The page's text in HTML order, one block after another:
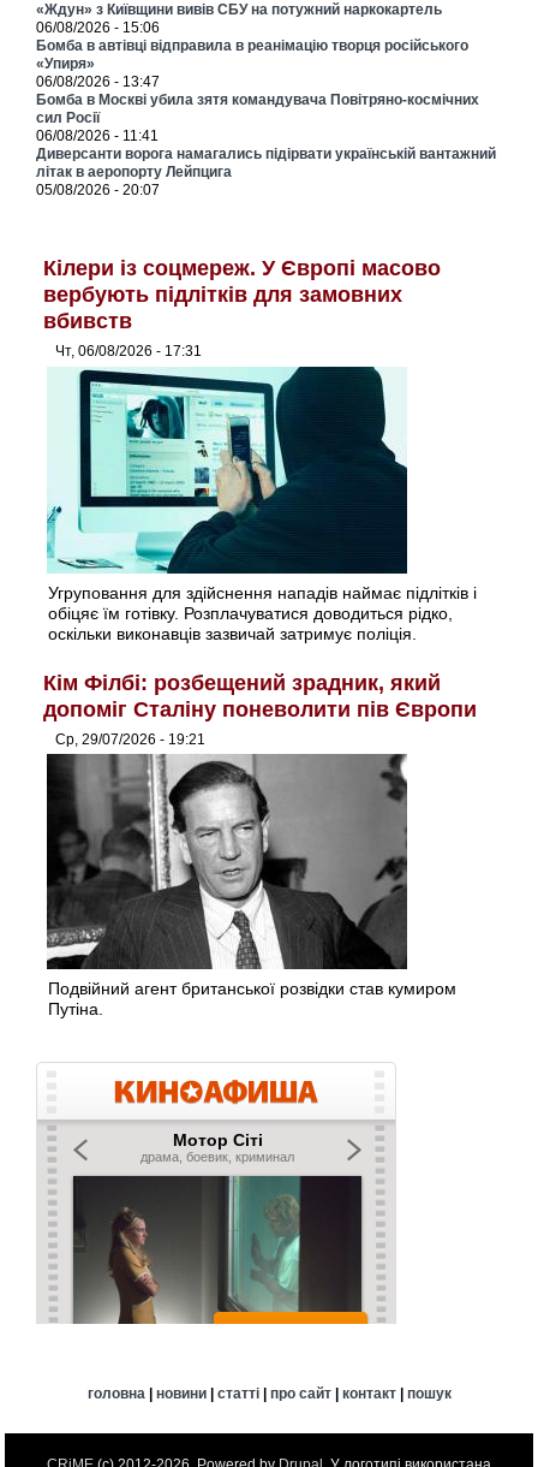
«Ждун» з Київщини вивів СБУ на потужний наркокартель
06/08/2026 - 15:06
Бомба в автівці відправила в реанімацію творця російського
«Упиря»
06/08/2026 - 13:47
Бомба в Москві убила зятя командувача Повітряно-космічних
сил Росії
06/08/2026 - 11:41
Диверсанти ворога намагались підірвати українській вантажний
літак в аеропорту Лейпцига
05/08/2026 - 20:07
Кілери із соцмереж. У Європі масово
вербують підлітків для замовних
вбивств
Чт, 06/08/2026 - 17:31
Угруповання для здійснення нападів наймає підлітків і
обіцяє їм готівку. Розплачуватися доводиться рідко,
оскільки виконавців зазвичай затримує поліція.
Кім Філбі: розбещений зрадник, який
допоміг Сталіну поневолити пів Європи
Ср, 29/07/2026 - 19:21
Подвійний агент британської розвідки став кумиром
Путіна.
головна | новини| статті| про сайт| контакт| пошук